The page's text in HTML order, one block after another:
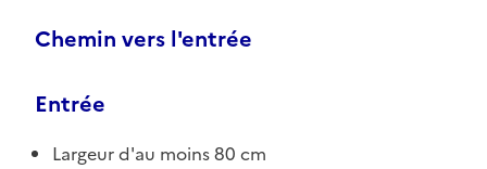
Chemin vers l'entrée
Entrée
Largeur d'au moins 80 cm